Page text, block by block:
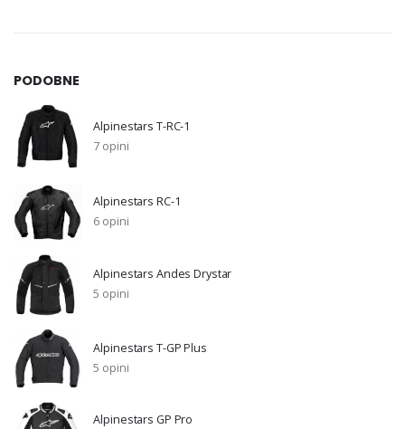
PODOBNE
Alpinestars T-RC-1
7 opini
Alpinestars RC-1
6 opini
Alpinestars Andes Drystar
5 opini
Alpinestars T-GP Plus
5 opini
Alpinestars GP Pro